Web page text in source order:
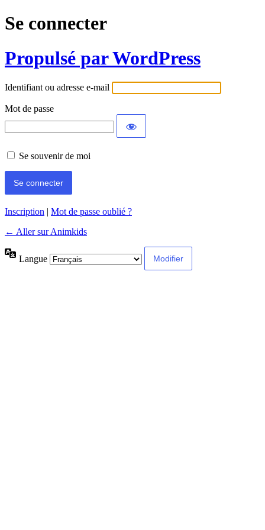
Se connecter
Propulsé par WordPress
Identifiant ou adresse e-mail
Mot de passe
Se souvenir de moi
Inscription | Mot de passe oublié ?
← Aller sur Animkids
Langue